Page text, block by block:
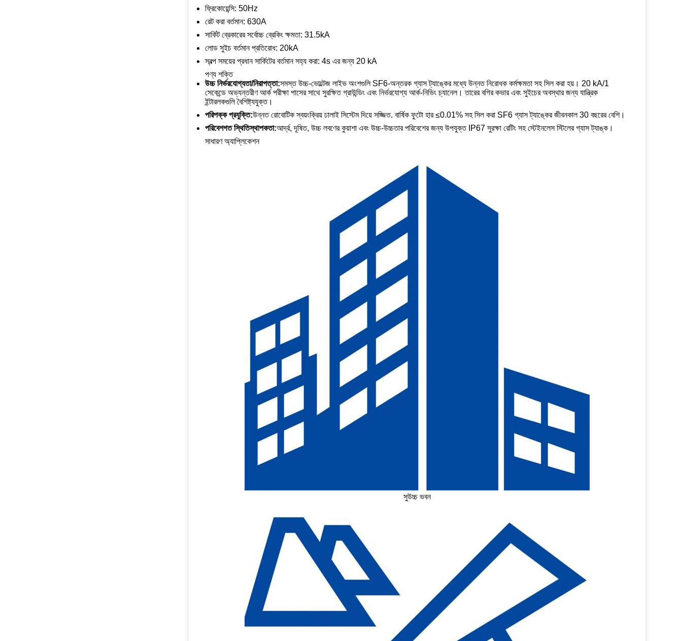
ফ্রিকোয়েন্সি: 50Hz
রেট করা বর্তমান: 630A
সার্কিট ব্রেকারের সর্বোচ্চ ব্রেকিং ক্ষমতা: 31.5kA
লোড সুইচ বর্তমান প্রতিরোধ: 20kA
স্বল্প সময়ের প্রধান সার্কিটের বর্তমান সহ্য করা: 4s এর জন্য 20 kA
পণ্য শক্তি
উচ্চ নির্ভরযোগ্যতা/নিরাপত্তা:সমস্ত উচ্চ-ভোল্টেজ লাইভ অংশগুলি SF6-অন্তরক গ্যাস ট্যাঙ্কের মধ্যে উন্নত নিরোধক কর্মক্ষমতা সহ সিল করা হয়। 20 kA/1
সেকেন্ডে অভ্যন্তরীণ আর্ক পরীক্ষা পাসের সাথে সুরক্ষিত গ্রাউন্ডিং এবং নির্ভরযোগ্য আর্ক-নিভিং চ্যানেল। তারের বগির কভার এবং সুইচের অবস্থার জন্য যান্ত্রিক
ইন্টারলকগুলি বৈশিষ্ট্যযুক্ত।
পরিপক্ক প্রযুক্তি:উন্নত রোবোটিক স্বয়ংক্রিয় ঢালাই সিস্টেম দিয়ে সজ্জিত. বার্ষিক ফুটো হার ≤0.01% সহ সিল করা SF6 গ্যাস ট্যাঙ্কের জীবনকাল 30 বছরের বেশি।
পরিবেশগত স্থিতিস্থাপকতা:আর্দ্র, দূষিত, উচ্চ লবণের কুয়াশা এবং উচ্চ-উচ্চতার পরিবেশের জন্য উপযুক্ত IP67 সুরক্ষা রেটিং সহ স্টেইনলেস স্টিলের গ্যাস ট্যাঙ্ক।
সাধারণ অ্যাপ্লিকেশন
সুউচ্চ ভবন